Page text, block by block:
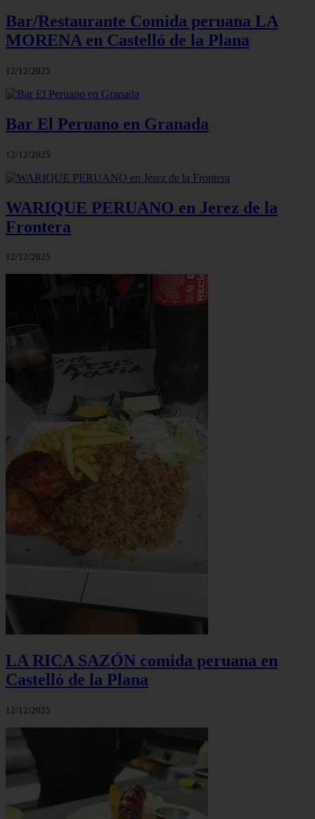
Bar/Restaurante Comida peruana LA
MORENA en Castelló de la Plana
12/12/2025
Bar El Peruano en Granada
12/12/2025
WARIQUE PERUANO en Jerez de la
Frontera
12/12/2025
LA RICA SAZÓN comida peruana en
Castelló de la Plana
12/12/2025